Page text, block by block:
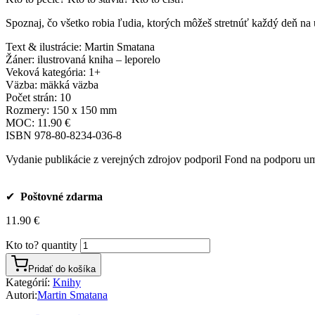
Spoznaj, čo všetko robia ľudia, ktorých môžeš stretnúť každý deň na
Text & ilustrácie: Martin Smatana
Žáner: ilustrovaná kniha – leporelo
Veková kategória: 1+
Väzba: mäkká väzba
Počet strán: 10
Rozmery: 150 x 150 mm
MOC: 11.90 €
ISBN 978-80-8234-036-8
Vydanie publikácie z verejných zdrojov podporil Fond na podporu
✔ Poštovné zdarma
11.90 €
Kto to? quantity
Pridať do košíka
Kategórií: Knihy
Autori:Martin Smatana